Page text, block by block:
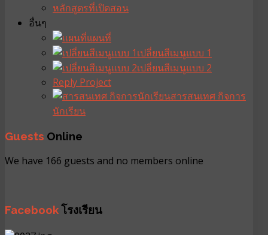
หลักสูตรที่เปิดสอน
อื่นๆ
แผนที่
เปลี่ยนสีเมนูแบบ 1
เปลี่ยนสีเมนูแบบ 2
Reply Project
สารสนเทศ กิจการ
นักเรียน
Guests Online
We have 166 guests and no members online
Facebookโรงเรียน